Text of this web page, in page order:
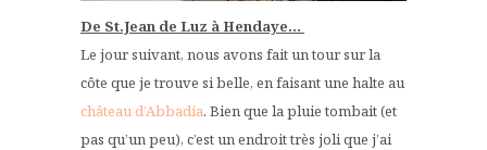
De St.Jean de Luz à Hendaye…
Le jour suivant, nous avons fait un tour sur la
côte que je trouve si belle, en faisant une halte au
château d’Abbadia. Bien que la pluie tombait (et
pas qu’un peu), c’est un endroit très joli que j’ai